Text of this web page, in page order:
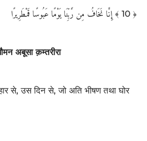
إِنَّا نَخَافُ مِن رَّبِّنَا يَوْمًا عَبُوسًا قَمْطَرِيرًا ﴾ 10 ﴿
अबूसा क़म्तरीरा
से, उस दिन से, जो अति भीषण तथा घोर